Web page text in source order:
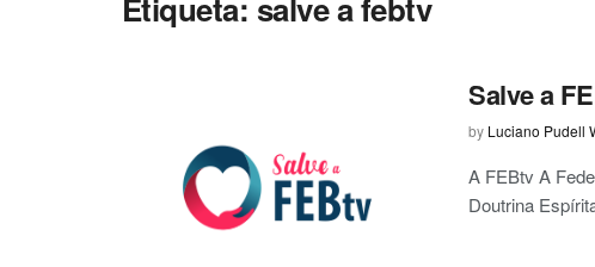
Etiqueta: salve a febtv
Salve a
by Luciano Pudell
A FEBtv A
Doutrina